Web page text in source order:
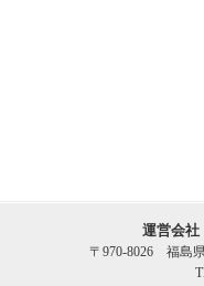
運営会
〒970-8026 福島